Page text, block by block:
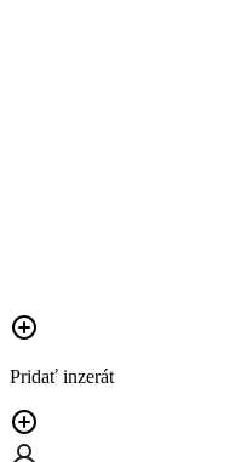
Pridať inzerát